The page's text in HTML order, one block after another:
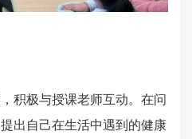
极与授课老师互动。在问
出自己在生活中遇到的健康